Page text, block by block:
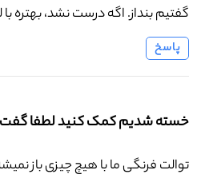
گفتیم بنداز. اگه درست نشد، بهتره
پاسخ
خسته شدیم کمک کنید لطفا
توالت فرنگی ما با هیچ چیزی باز